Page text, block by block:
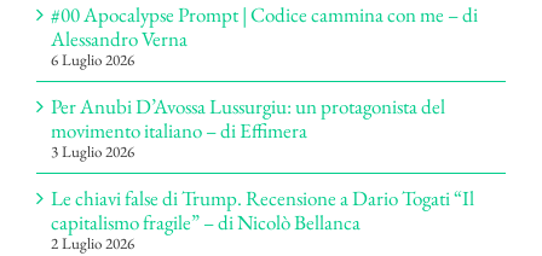
#00 Apocalypse Prompt | Codice cammina con me – di
Alessandro Verna
6 Luglio 2026
Per Anubi D’Avossa Lussurgiu: un protagonista del
movimento italiano – di Effimera
3 Luglio 2026
Le chiavi false di Trump. Recensione a Dario Togati “Il
capitalismo fragile” – di Nicolò Bellanca
2 Luglio 2026